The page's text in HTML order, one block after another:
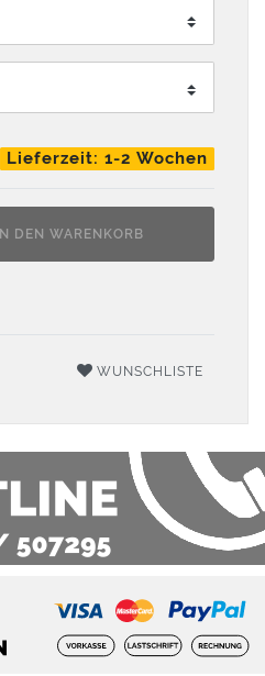
Lieferzeit: 1-2 Wochen
IN DEN WARENKORB
WUNSCHLISTE